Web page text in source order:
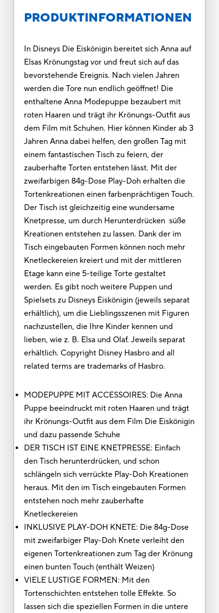
PRODUKTINFORMATIONEN
In Disneys Die Eiskönigin bereitet sich Anna auf
Elsas Krönungstag vor und freut sich auf das
bevorstehende Ereignis. Nach vielen Jahren
werden die Tore nun endlich geöffnet! Die
enthaltene Anna Modepuppe bezaubert mit
roten Haaren und trägt ihr Krönungs-Outfit aus
dem Film mit Schuhen. Hier können Kinder ab 3
Jahren Anna dabei helfen, den großen Tag mit
einem fantastischen Tisch zu feiern, der
zauberhafte Torten entstehen lässt. Mit der
zweifarbigen 84g-Dose Play-Doh erhalten die
Tortenkreationen einen farbenprächtigen Touch.
Der Tisch ist gleichzeitig eine wundersame
Knetpresse, um durch Herunterdrücken süße
Kreationen entstehen zu lassen. Dank der im
Tisch eingebauten Formen können noch mehr
Knetleckereien kreiert und mit der mittleren
Etage kann eine 5-teilige Torte gestaltet
werden. Es gibt noch weitere Puppen und
Spielsets zu Disneys Eiskönigin (jeweils separat
erhältlich), um die Lieblingsszenen mit Figuren
nachzustellen, die Ihre Kinder kennen und
lieben, wie z. B. Elsa und Olaf. Jeweils separat
erhältlich. Copyright Disney Hasbro and all
related terms are trademarks of Hasbro.
MODEPUPPE MIT ACCESSOIRES: Die Anna
Puppe beeindruckt mit roten Haaren und trägt
ihr Krönungs-Outfit aus dem Film Die Eiskönigin
und dazu passende Schuhe
DER TISCH IST EINE KNETPRESSE: Einfach
den Tisch herunterdrücken, und schon
schlängeln sich verrückte Play-Doh Kreationen
heraus. Mit den im Tisch eingebauten Formen
entstehen noch mehr zauberhafte
Knetleckereien​
INKLUSIVE PLAY-DOH KNETE: Die 84g-Dose
mit zweifarbiger Play-Doh Knete verleiht den
eigenen Tortenkreationen zum Tag der Krönung
einen bunten Touch (enthält Weizen)
VIELE LUSTIGE FORMEN: Mit den
Tortenschichten entstehen tolle Effekte. So
lassen sich die speziellen Formen in die untere